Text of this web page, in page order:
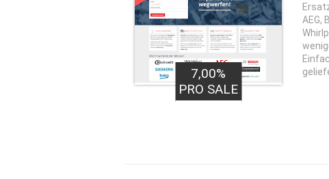
7,00%
PRO SALE
AEG,